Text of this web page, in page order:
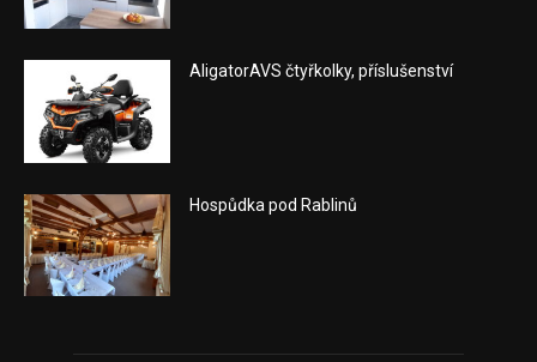
AligatorAVS čtyřkolky, příslušenství
Hospůdka pod Rablinů